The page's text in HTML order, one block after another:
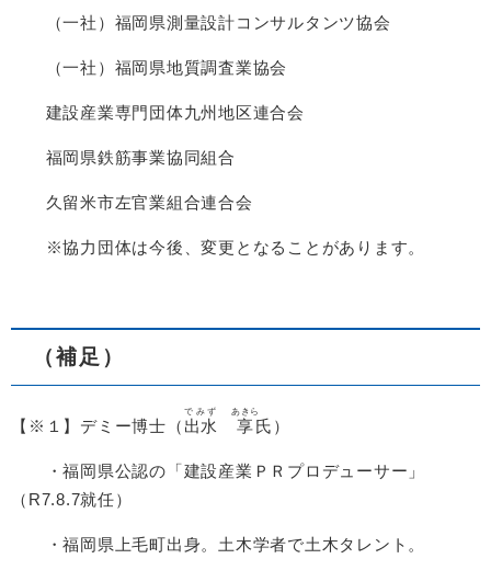
（一社）福岡県測量設計コンサルタンツ協会
（一社）福岡県地質調査業協会
建設産業専門団体九州地区連合会
福岡県鉄筋事業協同組合
久留米市左官業組合連合会
※協力団体は今後、変更となることがあります。
（補足）
【※１】デミー博士（ 出水
でみず
享
あきら
氏）
・福岡県公認の「建設産業ＰＲプロデューサー」
（R7.8.7就任）
・福岡県上毛町出身。土木学者で土木タレント。